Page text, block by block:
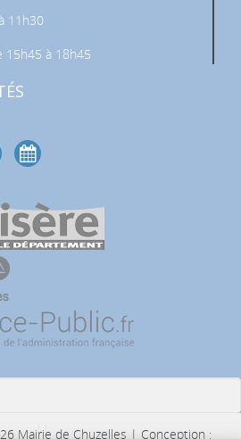
11h30
15h45 à 18h45
Mairie de Chuzelles | Conception :